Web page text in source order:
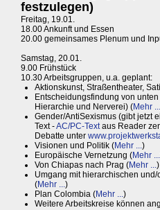
festzulegen)
Freitag, 19.01.
18.00 Ankunft und Essen
20.00 gemeinsames Plenum und
Samstag, 20.01.
9.00 Frühstück
10.30 Arbeitsgruppen, u.a. geplant:
Aktionskunst, Straßentheater,
Entscheidungsfindung von
Hierarchie und Nerverei) (Mehr ...
Gender/AntiSexismus (gibt jetzt
Text -AC/PC-Textaus Reader
Debatte unter
Visionen und Politik (Mehr ...)
Europäische Vernetzung (Mehr ...
Von Chiapas nach Prag (Mehr ...)
Umgang mit hierarchischen
(Mehr ...)
Plan Colombia (Mehr ...)
Weitere Arbeitskreise können